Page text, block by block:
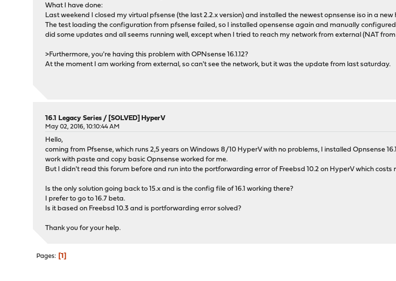
What I have done:
Last weekend I closed my virtual pfsense (the last 2.2.x version) and installed the newest opnsense iso in a new
The test loading the configuration from pfsense failed, so I installed opensense again and manually
did some updates and all seems running well, except when I tried to reach my network from external (NAT
>Furthermore, you're having this problem with OPNsense 16.1.12?
At the moment I am working from external, so can't see the network, but it was the update from last saturday.
16.1 Legacy Series / [SOLVED] HyperV
May 02, 2016, 10:10:44 AM
Hello,
coming from Pfsense, which runs 2,5 years on Windows 8/10 HyperV with no problems, I installed Opnsense
work with paste and copy basic Opnsense worked for me.
But I didn't read this forum before and run into the portforwarding error of Freebsd 10.2 on HyperV which costs
Is the only solution going back to 15.x and is the config file of 16.1 working there?
I prefer to go to 16.7 beta.
Is it based on Freebsd 10.3 and is portforwarding error solved?
Thank you for your help.
Pages 1